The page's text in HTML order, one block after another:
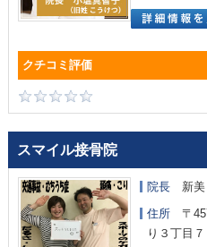
スマイル接骨院
院長新美
住所〒
り３丁目７